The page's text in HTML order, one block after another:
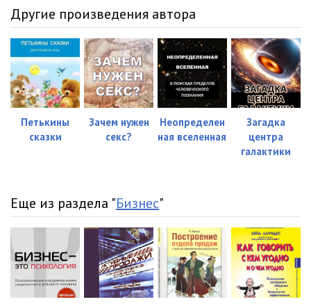
03:03
17 - Декриминализация населения 01:00
18 - Отмена наличных денег 01:21
19 - Возвращение офшорных капиталов 01:00
20 - Универсальный гарантированный базовый доход 11:20
21 - Альтернатива обществу потребления 02:48
24 - Как улучшить благосостояние общества отменив обычные
налоги и введя базовый доход для всех 04:30
Другие произведения автора
Петькины
сказки
Зачем нужен
секс?
Неопределен
ная вселенная
Загадка
центра
галактики
Еще из раздела "Бизнес"